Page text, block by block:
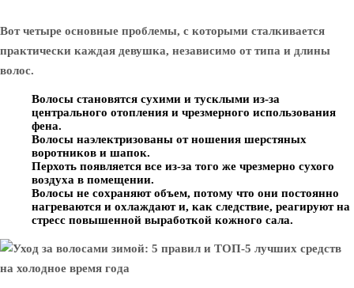
Вот четыре основные проблемы, с которыми сталкивается
практически каждая девушка, независимо от типа и длины
волос.
Волосы становятся сухими и тусклыми из-за
центрального отопления и чрезмерного использования
фена.
Волосы наэлектризованы от ношения шерстяных
воротников и шапок.
Перхоть появляется все из-за того же чрезмерно сухого
воздуха в помещении.
Волосы не сохраняют объем, потому что они постоянно
нагреваются и охлаждают и, как следствие, реагируют на
стресс повышенной выработкой кожного сала.